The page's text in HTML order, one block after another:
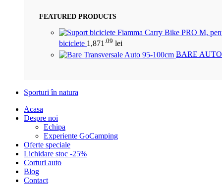
FEATURED PRODUCTS
biciclete 1,871 .09 lei
BARE
Sporturi în natura
Acasa
Despre noi
Echipa
Experiente GoCamping
Oferte speciale
Lichidare stoc -25%
Corturi auto
Blog
Contact